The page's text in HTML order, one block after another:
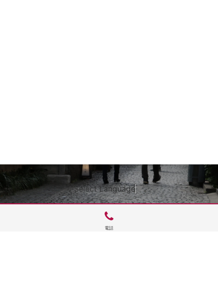
Select Language▼
電話